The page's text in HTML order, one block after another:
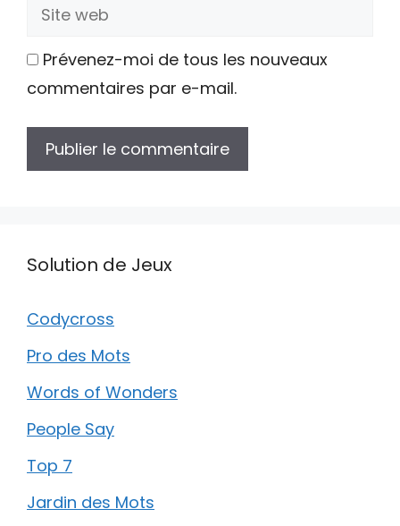
Site
Prévenez-moi de tous les nouveaux
commentaires par e-mail.
Solution de Jeux
Codycross
Pro des Mots
Words of Wonders
People Say
Top 7
Jardin des Mots